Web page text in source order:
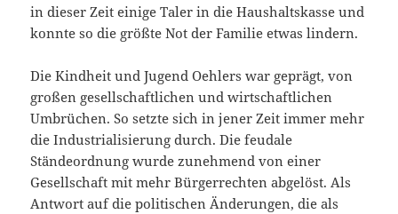
in dieser Zeit einige Taler in die Haushaltskasse und
konnte so die größte Not der Familie etwas lindern.
Die Kindheit und Jugend Oehlers war geprägt, von
großen gesellschaftlichen und wirtschaftlichen
Umbrüchen. So setzte sich in jener Zeit immer mehr
die Industrialisierung durch. Die feudale
Ständeordnung wurde zunehmend von einer
Gesellschaft mit mehr Bürgerrechten abgelöst. Als
Antwort auf die politischen Änderungen, die als